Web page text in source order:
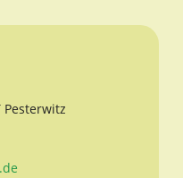
Pesterwitz